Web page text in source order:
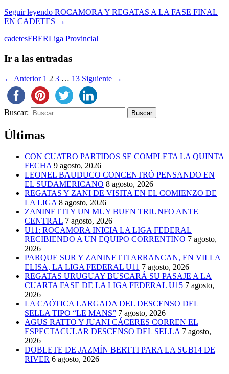
Seguir leyendo ROCAMORA Y REGATAS A LA FASE FINAL
EN CADETES →
cadetesFBERLiga Provincial
Ir a las entradas
← Anterior 1 2 3 … 13 Siguiente →
Buscar:
Últimas
CON CUATRO PARTIDOS SE COMPLETA LA QUINTA
FECHA 9 agosto, 2026
LEONEL BAUDUCO CONCENTRÓ PENSANDO EN
EL SUDAMERICANO 8 agosto, 2026
REGATAS Y ZANI DE VISITA EN EL COMIENZO DE
LA LIGA 8 agosto, 2026
ZANINETTI Y UN MUY BUEN TRIUNFO ANTE
CENTRAL 7 agosto, 2026
U11: ROCAMORA INICIA LA LIGA FEDERAL
RECIBIENDO A UN EQUIPO CORRENTINO 7 agosto,
2026
PARQUE SUR Y ZANINETTI ARRANCAN, EN VILLA
ELISA, LA LIGA FEDERAL U11 7 agosto, 2026
REGATAS URUGUAY BUSCARÁ SU PASAJE A LA
CUARTA FASE DE LA LIGA FEDERAL U15 7 agosto,
2026
LA CAÓTICA LARGADA DEL DESCENSO DEL
SELLA TIPO “LE MANS” 7 agosto, 2026
AGUS RATTO Y JUANI CÁCERES CORREN EL
ESPECTACULAR DESCENSO DEL SELLA 7 agosto,
2026
DOBLETE DE JAZMÍN BERTTI PARA LA SUB14 DE
RIVER 6 agosto, 2026